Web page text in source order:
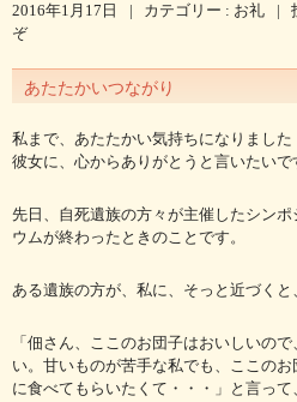
2016年1月17日 | カテゴリー : お礼 |
ぞ
あたたかいつながり
私まで、あたたかい気持ちになりました
彼女に、心からありがとうと言いたいで
先日、自死遺族の方々が主催したシン
ウムが終わったときのことです。
ある遺族の方が、私に、そっと近づくと
「佃さん、ここのお団子はおいしいの
い。甘いものが苦手な私でも、ここの
に食べてもらいたくて・・・」と言って